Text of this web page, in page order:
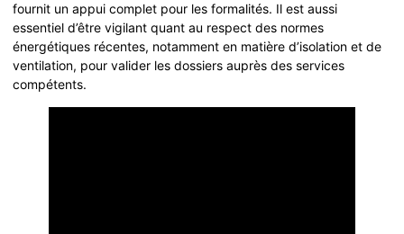
fournit un appui complet pour les formalités. Il est aussi
essentiel d’être vigilant quant au respect des normes
énergétiques récentes, notamment en matière d’isolation et de
ventilation, pour valider les dossiers auprès des services
compétents.